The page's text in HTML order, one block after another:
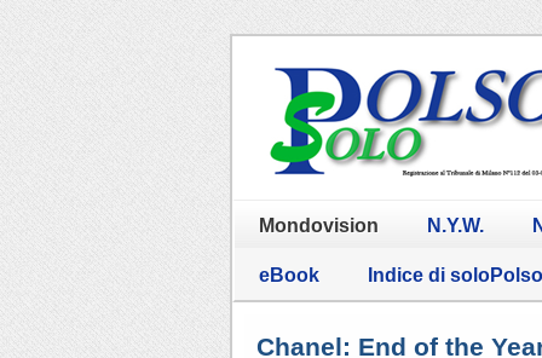
Mondovision N.Y.W.
eBook Indice di soloPolso
Chanel: End of the